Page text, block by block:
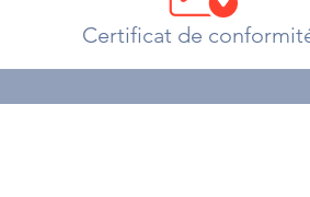
Certificat de